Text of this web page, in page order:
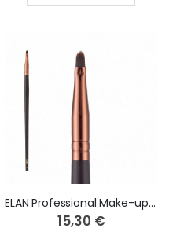
ELAN Professional Make-up Brush BLACKWOOD 1
15,30 €